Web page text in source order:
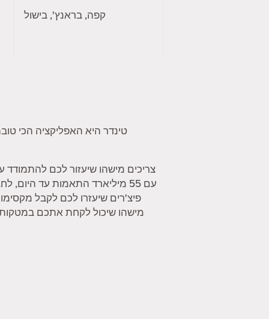
קפה, בראנץ', בישול
טינדר היא האפליקציה הכי
צריכים מישהו שיעזור לכם
עם 55 מיליארד התאמות עד
פיצ'רים שיעזרו לכם לקבל